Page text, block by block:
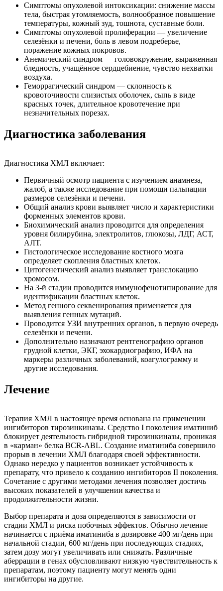
Симптомы опухолевой интоксикации: снижение массы
тела, быстрая утомляемость, волнообразное повышение
температуры, кожный зуд, тошнота, суставные боли.
Симптомы опухолевой пролиферации — увеличение
селезёнки и печени, боль в левом подреберье,
поражение кожных покровов.
Анемический синдром — головокружение, выраженная
бледность, учащённое сердцебиение, чувство нехватки
воздуха.
Геморрагический синдром — склонность к
кровоточивости слизистых оболочек, сыпь в виде
красных точек, длительное кровотечение при
незначительных порезах.
Диагностика заболевания
Диагностика ХМЛ включает:
Первичный осмотр пациента с изучением анамнеза,
жалоб, а также исследование при помощи пальпации
размеров селезёнки и печени.
Общий анализ крови выявляет число и характеристики
форменных элементов крови.
Биохимический анализ проводится для определения
уровня билирубина, электролитов, глюкозы, ЛДГ, АСТ,
АЛТ.
Гистологическое исследование костного мозга
определяет скопления бластных клеток.
Цитогенетический анализ выявляет транслокацию
хромосом.
На 3-й стадии проводится иммунофенотипирование для
идентификации бластных клеток.
Метод генного секвенирования применяется для
выявления генных мутаций.
Проводится УЗИ внутренних органов, в первую очередь
селезёнки и печени.
Дополнительно назначают рентгенографию органов
грудной клетки, ЭКГ, эхокардиографию, ИФА на
маркеры различных заболеваний, коагулограмму и
другие исследования.
Лечение
Терапия ХМЛ в настоящее время основана на применении
ингибиторов тирозинкиназы. Средство I поколения иматиниб
блокирует деятельность гибридной тирозинкиназы, проникая
в «карман» белка BCR-ABL. Создание иматиниба совершило
прорыв в лечении ХМЛ благодаря своей эффективности.
Однако нередко у пациентов возникает устойчивость к
препарату, что привело к созданию ингибиторов II поколения.
Сочетание с другими методами лечения позволяет достичь
высоких показателей в улучшении качества и
продолжительности жизни.
Выбор препарата и доза определяются в зависимости от
стадии ХМЛ и риска побочных эффектов. Обычно лечение
начинается с приёма иматиниба в дозировке 400 мг/день при
начальной стадии, 600 мг/день при последующих стадиях,
затем дозу могут увеличивать или снижать. Различные
аберрации в генах обусловливают низкую чувствительность к
препаратам, поэтому пациенту могут менять одни
ингибиторы на другие.